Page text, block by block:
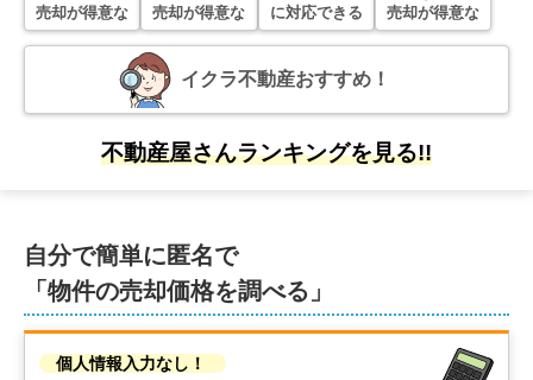
売却が得意な
売却が得意な
に対応できる
売却が得意な
イクラ不動産おすすめ！
不動産屋さんランキングを見る!!
自分で簡単に匿名で
「物件の売却価格を調べる」
個人情報入力なし！